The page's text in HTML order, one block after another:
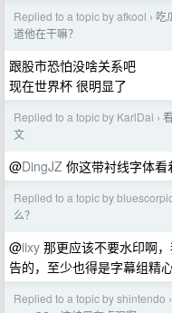
Replied to a topic by afkool › 吃
道他在干嘛？
跟股市恐怕没啥关系吧
现在世界杯 很明显了
Replied to a topic by KarlDai ›
文
@DingJZ 你这带衬线字体看
Replied to a topic by
么？
@iixy 那更应该不要水印啊
告的，至少也得是字幕组精
Replied to a topic by shintendo ›